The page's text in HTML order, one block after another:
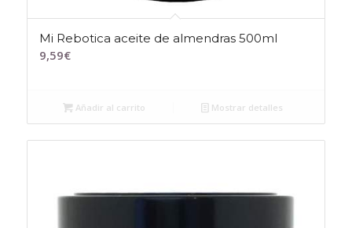
Mi Rebotica aceite de almendras 500ml
9,59€
Añadir al carrito Mostrar detalles